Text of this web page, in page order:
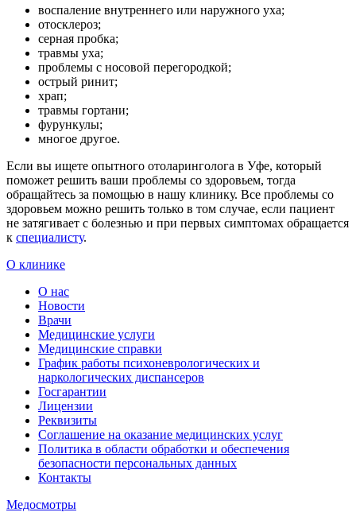
воспаление внутреннего или наружного уха;
отосклероз;
серная пробка;
травмы уха;
проблемы с носовой перегородкой;
острый ринит;
храп;
травмы гортани;
фурункулы;
многое другое.
Если вы ищете опытного отоларинголога в Уфе, который
поможет решить ваши проблемы со здоровьем, тогда
обращайтесь за помощью в нашу клинику. Все проблемы со
здоровьем можно решить только в том случае, если пациент
не затягивает с болезнью и при первых симптомах обращается
к специалисту.
О клинике
О нас
Новости
Врачи
Медицинские услуги
Медицинские справки
График работы психоневрологических и
наркологических диспансеров
Госгарантии
Лицензии
Реквизиты
Соглашение на оказание медицинских услуг
Политика в области обработки и обеспечения
безопасности персональных данных
Контакты
Медосмотры